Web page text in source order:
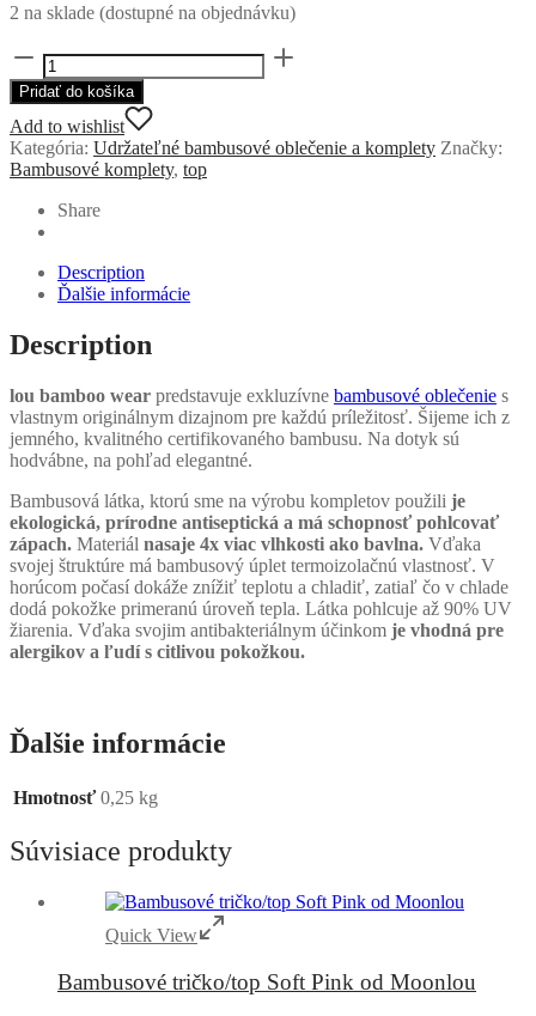
2 na sklade (dostupné na objednávku)
množstvo
Bambusové
tričko/top
Olive
od
Moonlou
Pridať do košíka
Add to wishlist
Kategória: Udržateľné bambusové oblečenie a komplety Značky:
Bambusové komplety, top
Share
Description
Ďalšie informácie
Description
lou bamboo wear predstavuje exkluzívne bambusové oblečenie s
vlastnym originálnym dizajnom pre každú príležitosť. Šijeme ich z
jemného, kvalitného certifikovaného bambusu. Na dotyk sú
hodvábne, na pohľad elegantné.
Bambusová látka, ktorú sme na výrobu kompletov použili je
ekologická, prírodne antiseptická a má schopnosť pohlcovať
zápach. Materiál nasaje 4x viac vlhkosti ako bavlna. Vďaka
svojej štruktúre má bambusový úplet termoizolačnú vlastnosť. V
horúcom počasí dokáže znížiť teplotu a chladiť, zatiaľ čo v chlade
dodá pokožke primeranú úroveň tepla. Látka pohlcuje až 90% UV
žiarenia. Vďaka svojim antibakteriálnym účinkom je vhodná pre
alergikov a ľudí s citlivou pokožkou.
Ďalšie informácie
Hmotnosť 0,25 kg
Súvisiace produkty
Quick View
Bambusové tričko/top Soft Pink od Moonlou